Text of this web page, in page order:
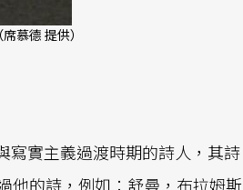
慕德 提供）
寫實主義過渡時期的詩人，其詩
他的詩，例如：舒曼，布拉姆斯